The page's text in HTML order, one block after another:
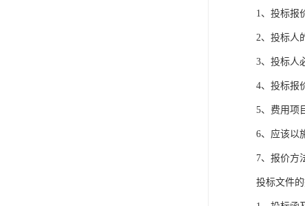
1、投标报
2、投标人
3、投标人
4、投标报
5、费用项
6、应该以
7、报价方
投标文件的